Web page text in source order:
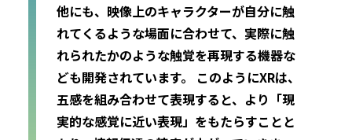
他にも、映像上のキャラクターが自分に触
れてくるような場面に合わせて、実際に触
れられたかのような触覚を再現する機器な
ども開発されています。 このようにXRは、
五感を組み合わせて表現すると、より「現
実的な感覚に近い表現」をもたらすことと